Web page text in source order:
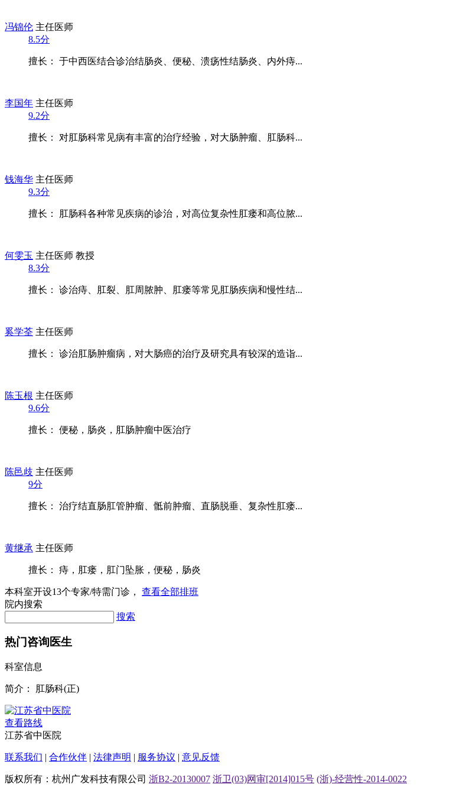
冯锦伦 主任医师
8.5分
擅长： 于中西医结合诊治结肠炎、便秘、溃疡性结肠炎、内外痔...
李国年 主任医师
9.2分
擅长： 对肛肠科常见病有丰富的治疗经验，对大肠肿瘤、肛肠科...
钱海华 主任医师
9.3分
擅长： 肛肠科各种常见疾病的诊治，对高位复杂性肛瘘和高位脓...
何雯玉 主任医师 教授
8.3分
擅长： 诊治痔、肛裂、肛周脓肿、肛瘘等常见肛肠疾病和慢性结...
奚学荃 主任医师
擅长： 诊治肛肠肿瘤病，对大肠癌的治疗及研究具有较深的造诣...
陈玉根 主任医师
9.6分
擅长： 便秘，肠炎，肛肠肿瘤中医治疗
陈邑歧 主任医师
9分
擅长： 治疗结直肠肛管肿瘤、骶前肿瘤、直肠脱垂、复杂性肛瘘...
黄继承 主任医师
擅长： 痔，肛瘘，肛门坠胀，便秘，肠炎
本科室开设13个专家/特需门诊， 查看全部排班
院内搜索
搜索
热门咨询医生
科室信息
简介： 肛肠科(正)
查看路线
江苏省中医院
联系我们 | 合作伙伴 | 法律声明 | 服务协议 | 意见反馈
版权所有：杭州广发科技有限公司 浙B2-20130007 浙卫(03)网审[2014]015号 (浙)-经营性-2014-0022